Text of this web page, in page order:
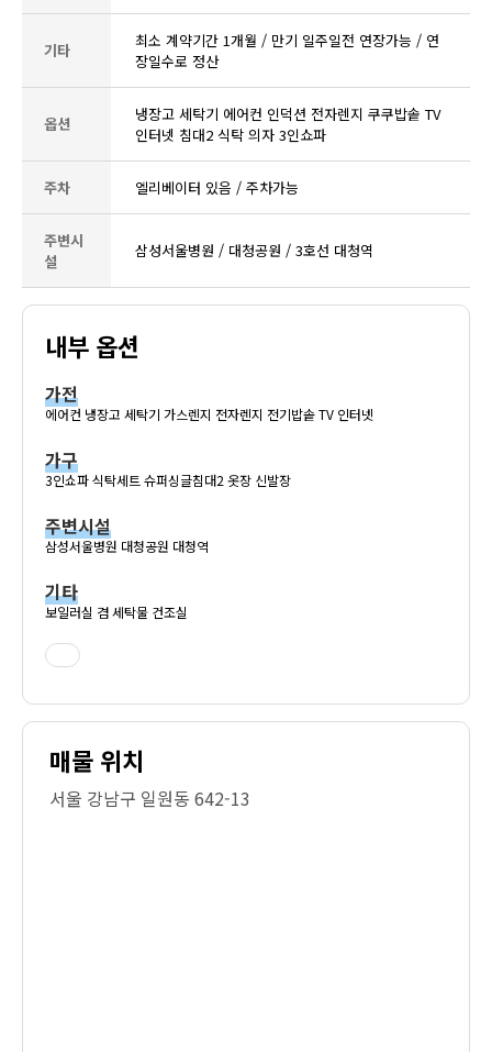
기타
최소 계약기간 1개월 / 만기 일주일전 연장가능 / 연
장일수로 정산
옵션
냉장고 세탁기 에어컨 인덕션 전자렌지 쿠쿠밥솥 TV
인터넷 침대2 식탁 의자 3인쇼파
주차 엘리베이터 있음 / 주차가능
주변시
설
삼성서울병원 / 대청공원 / 3호선 대청역
내부 옵션
가전
에어컨 냉장고 세탁기 가스렌지 전자렌지 전기밥솥 TV 인터넷
가구
3인쇼파 식탁세트 슈퍼싱글침대2 옷장 신발장
주변시설
삼성서울병원 대청공원 대청역
기타
보일러실 겸 세탁물 건조실
매물 위치
서울 강남구 일원동 642-13